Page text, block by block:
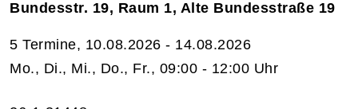
Bundesstr. 19, Raum 1, Alte Bundesstraße 19
5 Termine, 10.08.2026 - 14.08.2026
Mo., Di., Mi., Do., Fr., 09:00 - 12:00 Uhr